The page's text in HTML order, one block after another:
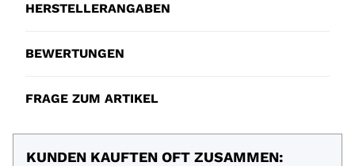
HERSTELLERANGABEN
BEWERTUNGEN
FRAGE ZUM ARTIKEL
KUNDEN KAUFTEN OFT ZUSAMMEN: